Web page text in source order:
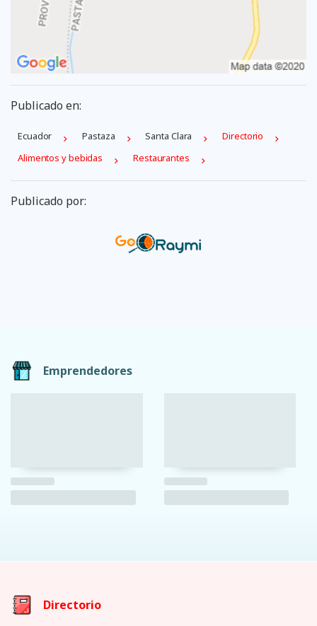
Publicado en:
Ecuador Pastaza Santa Clara
Directorio
Alimentos y bebidas
Restaurantes
Publicado por:
Emprendedores
Directorio